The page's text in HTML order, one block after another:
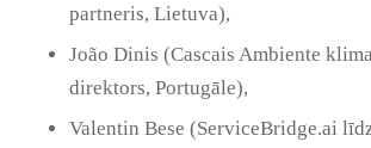
partneris, Lietuva),
João Dinis (Cascais Ambiente
direktors, Portugāle),
Valentin Bese (ServiceBridge.ai